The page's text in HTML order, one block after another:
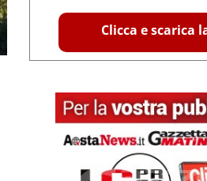
Clicca e scarica